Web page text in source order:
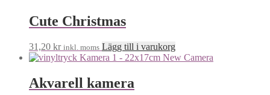
Cute Christmas
31,20 kr inkl. moms Lägg till i varukorg
Akvarell kamera